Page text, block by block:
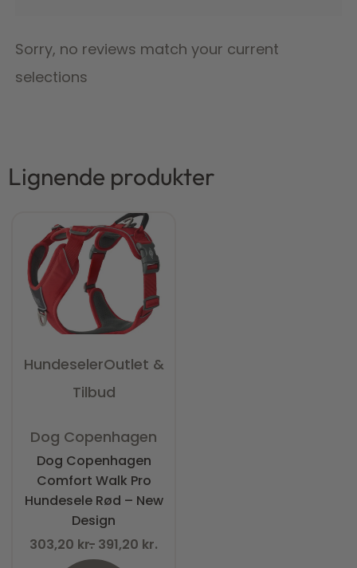
Sorry, no reviews match your current
selections
Lignende produkter
HundeselerOutlet &
Tilbud
Dog Copenhagen
Dog Copenhagen
Comfort Walk Pro
Hundesele Rød – New
Design
303,20 kr. 391,20 kr.